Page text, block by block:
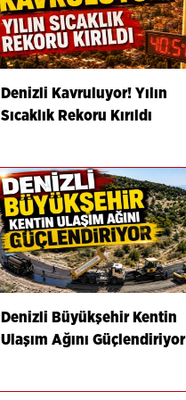
Denizli Kavruluyor! Yılın
Sıcaklık Rekoru Kırıldı
Denizli Büyükşehir Kentin
Ulaşım Ağını Güçlendiriyor